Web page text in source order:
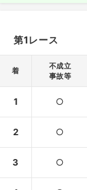
第1レース
着
不成立
事故等
1 ○
2 ○
3 ○